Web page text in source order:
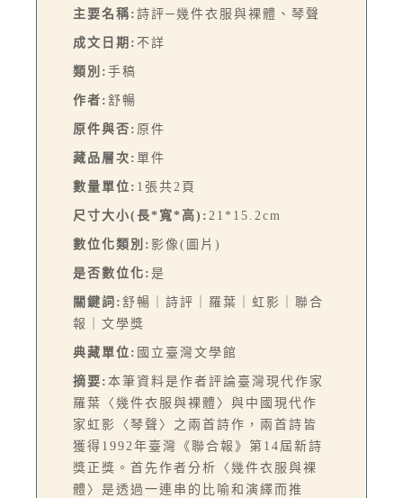
主要名稱: 詩評─幾件衣服與裸體、琴聲
成文日期: 不詳
類別: 手稿
作者: 舒暢
原件與否: 原件
藏品層次: 單件
數量單位: 1張共2頁
尺寸大小(長*寬*高): 21*15.2cm
數位化類別: 影像(圖片)
是否數位化: 是
關鍵詞: 舒暢｜詩評｜羅葉｜虹影｜聯合
報｜文學獎
典藏單位: 國立臺灣文學館
摘要: 本筆資料是作者評論臺灣現代作家
羅葉〈幾件衣服與裸體〉與中國現代作
家虹影〈琴聲〉之兩首詩作，兩首詩皆
獲得1992年臺灣《聯合報》第14屆新詩
獎正獎。首先作者分析〈幾件衣服與裸
體〉是透過一連串的比喻和演繹而推